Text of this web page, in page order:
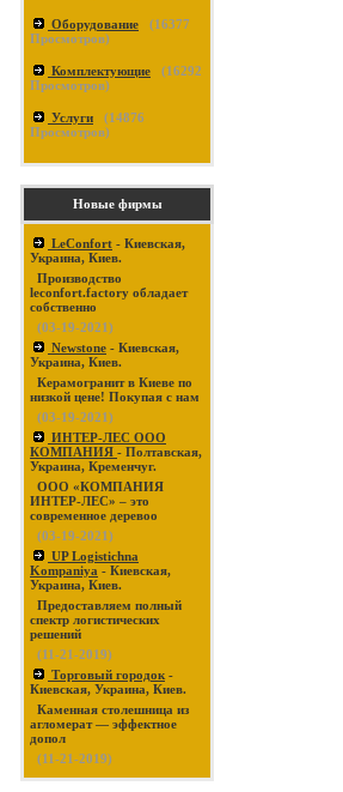
Оборудование (16377
Просмотров)
Комплектующие (16292
Просмотров)
Услуги (14876
Просмотров)
Новые фирмы
LeConfort - Киевская,
Украина, Киев.
Производство
leconfort.factory обладает
собственно
(03-19-2021)
Newstone - Киевская,
Украина, Киев.
Керамогранит в Киеве по
низкой цене! Покупая с нам
(03-19-2021)
ИНТЕР-ЛЕС ООО
КОМПАНИЯ - Полтавская,
Украина, Кременчуг.
ООО «КОМПАНИЯ
ИНТЕР-ЛЕС» – это
современное деревоо
(03-19-2021)
UP Logistichna
Kompaniya - Киевская,
Украина, Киев.
Предоставляем полный
спектр логистических
решений
(11-21-2019)
Торговый городок -
Киевская, Украина, Киев.
Каменная столешница из
агломерат — эффектное
допол
(11-21-2019)